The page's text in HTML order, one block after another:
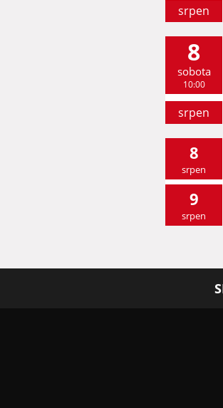
srpen
8
sobota
10:00
srpen
8
srpen
9
srpen